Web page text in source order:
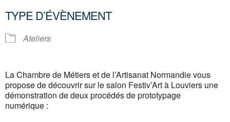
TYPE D’ÉVÈNEMENT
Ateliers
La Chambre de Métiers et de l’Artisanat Normandie vous
propose de découvrir sur le salon Festiv’Art à Louviers une
démonstration de deux procédés de prototypage
numérique :